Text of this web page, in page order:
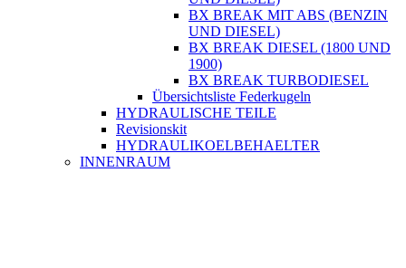
BX BREAK MIT ABS (BENZIN
UND DIESEL)
BX BREAK DIESEL (1800 UND
1900)
BX BREAK TURBODIESEL
Übersichtsliste Federkugeln
HYDRAULISCHE TEILE
Revisionskit
HYDRAULIKOELBEHAELTER
INNENRAUM